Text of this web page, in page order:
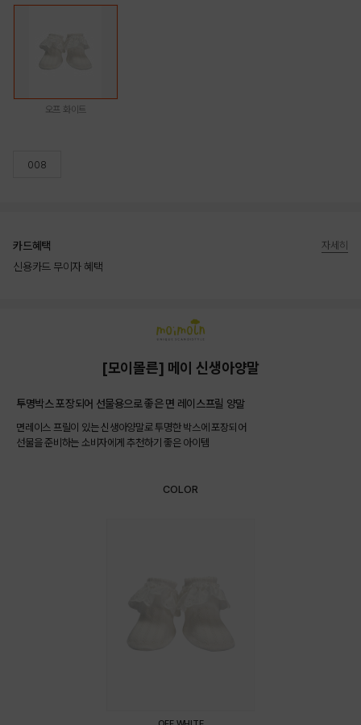
오프 화이트
008
카드혜택
신용카드 무이자 혜택
자세히
[모이몰른] 메이 신생아양말
투명박스 포장되어 선물용으로 좋은 면 레이스프릴 양말
면레이스 프릴이 있는 신생아양말로 투명한 박스에 포장되어
선물을 준비하는 소비자에게 추천하기 좋은 아이템
COLOR